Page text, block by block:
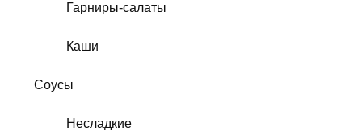
Гарниры-салаты
Каши
Соусы
Несладкие